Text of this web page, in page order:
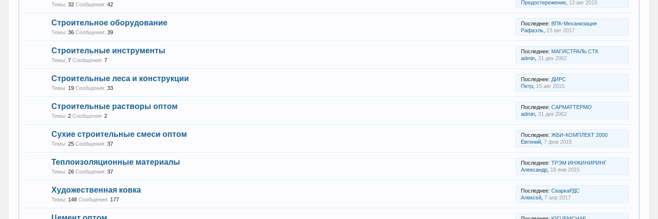
Темы: 32 Сообщения: 42 Предостережение, 13 авг 2015
Строительное оборудование
Темы: 36 Сообщения: 39
Последнее: ВПК-Механизация
Рафаэль, 23 авг 2017
Строительные инструменты
Темы: 7 Сообщения: 7
Последнее: МАГИСТРАЛЬ СТК
admin, 31 дек 2002
Строительные леса и конструкции
Темы: 19 Сообщения: 33
Последнее: ДИРС
Петр, 15 авг 2015
Строительные растворы оптом
Темы: 2 Сообщения: 2
Последнее: САРМАТТЕРМО
admin, 31 дек 2002
Сухие строительные смеси оптом
Темы: 25 Сообщения: 37
Последнее: ЖБИ-КОМПЛЕКТ 2000
Евгений, 7 фев 2015
Теплоизоляционные материалы
Темы: 26 Сообщения: 37
Последнее: ТРЭМ ИНЖИНИРИНГ
Александр, 16 янв 2015
Художественная ковка
Темы: 148 Сообщения: 177
Последнее: СваркаРДС
Алексей, 7 апр 2017